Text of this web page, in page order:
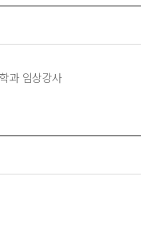
과 임상강사